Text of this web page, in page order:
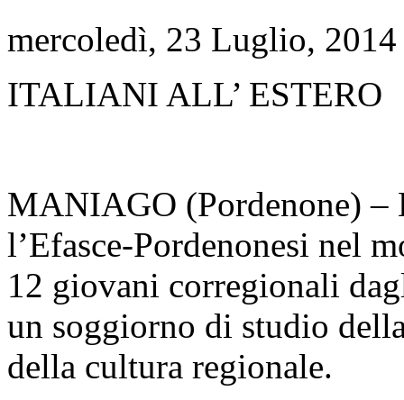
mercoledì, 23 Luglio,
ITALIANI ALL’ ESTERO
MANIAGO (Pordenone) –
l’Efasce-Pordenonesi nel
12 giovani corregionali
un soggiorno di studio
della cultura regionale.